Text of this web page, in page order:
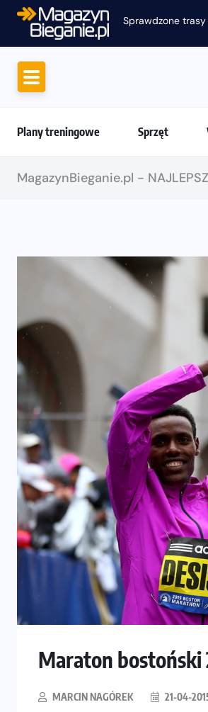
Sprawdzone trasy
Plany treningowe Sprzęt
MagazynBieganie.pl -
Maraton bostoński
MARCIN NAGÓREK 21-04-